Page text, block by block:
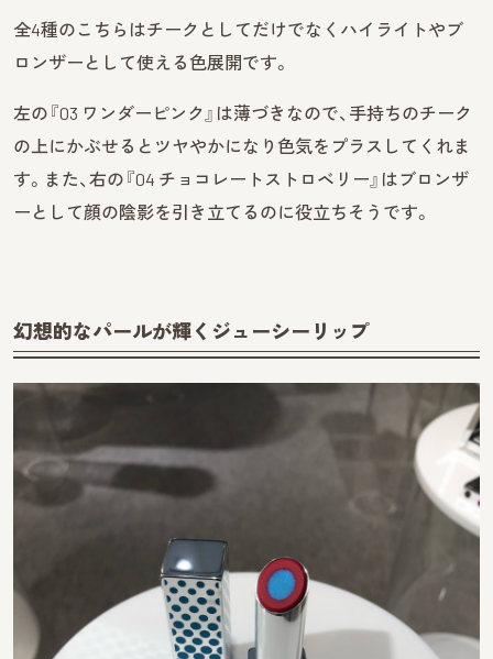
全4種のこちらはチークとしてだけでなくハイライトやブ
ロンザーとして使える色展開です。
左の『03 ワンダーピンク』は薄づきなので、手持ちのチーク
の上にかぶせるとツヤやかになり色気をプラスしてくれま
す。また、右の『04 チョコレートストロベリー』はブロンザ
ーとして顔の陰影を引き立てるのに役立ちそうです。
幻想的なパールが輝くジューシーリップ